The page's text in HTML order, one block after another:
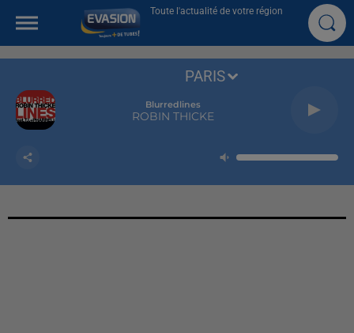
Toute l'actualité de votre région
Blurredlines
ROBIN THICKE
PARIS